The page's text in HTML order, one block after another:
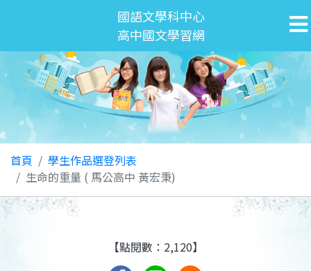
國語文學科中心
高中國文學習網
首頁
學生作品選登列表
生命的重量 ( 馬公高中 黃宏秉)
【點閱數：2,120】